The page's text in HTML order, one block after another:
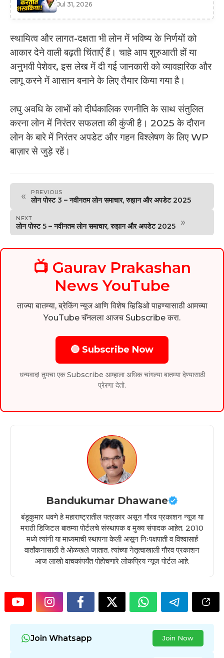
Jul 31, 2026
स्थायित्व और लागत-दक्षता भी लोन में भविष्य के निर्णयों को
आकार देने वाली बढ़ती चिंताएँ हैं। चाहे आप शुरुआती हों या
अनुभवी पेशेवर, इस लेख में दी गई जानकारी को व्यावहारिक और
लागू करने में आसान बनाने के लिए तैयार किया गया है।
लघु अवधि के लाभों को दीर्घकालिक रणनीति के साथ संतुलित
करना लोन में निरंतर सफलता की कुंजी है। 2025 के दौरान
लोन के बारे में निरंतर अपडेट और गहन विश्लेषण के लिए WP
बाज़ार से जुड़े रहें।
« PREVIOUS
लोन पोस्ट 3 – नवीनतम लोन समाचार, रुझान और अपडेट 2025
NEXT
लोन पोस्ट 5 – नवीनतम लोन समाचार, रुझान और अपडेट 2025 »
📺 Gaurav Prakashan
News YouTube
ताज्या बातम्या, ब्रेकिंग न्यूज आणि विशेष व्हिडिओ पाहण्यासाठी आमच्या
YouTube चॅनलला आजच Subscribe करा.
🔴 Subscribe Now
धन्यवाद! तुमचा एक Subscribe आम्हाला अधिक चांगल्या बातम्या देण्यासाठी
प्रेरणा देतो.
Bandukumar Dhawane
बंडूकुमार धवणे हे महाराष्ट्रातील पत्रकार असून गौरव प्रकाशन न्यूज या
मराठी डिजिटल बातम्या पोर्टलचे संस्थापक व मुख्य संपादक आहेत. 2010
मध्ये त्यांनी या माध्यमाची स्थापना केली असून निःपक्षपाती व विश्वासार्ह
वार्तांकनासाठी ते ओळखले जातात. त्यांच्या नेतृत्वाखाली गौरव प्रकाशन
आज लाखो वाचकांपर्यंत पोहोचणारे लोकप्रिय न्यूज पोर्टल आहे.
Join Whatsapp Join Now